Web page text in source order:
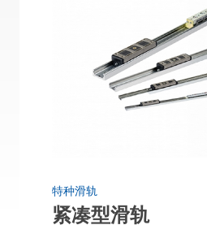
特种滑轨
紧凑型滑轨